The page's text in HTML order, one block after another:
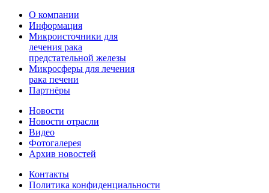
О компании
Информация
Микроисточники для
лечения рака
предстательной железы
Микросферы для лечения
рака печени
Партнёры
Новости
Новости отрасли
Видео
Фотогалерея
Архив новостей
Контакты
Политика конфиденциальности